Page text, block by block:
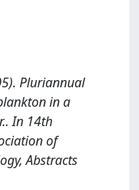
Pluriannual
in a
In 14th
of
Abstracts